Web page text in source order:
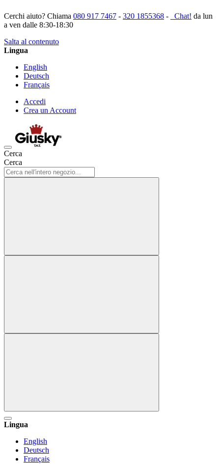
Cerchi aiuto? Chiama 080 917 7467 - 320 1855368 - Chat! da lun
a ven dalle 8:30-18:30
Salta al contenuto
Lingua
English
Deutsch
Français
Accedi
Crea un Account
Cerca
Cerca
Lingua
English
Deutsch
Français